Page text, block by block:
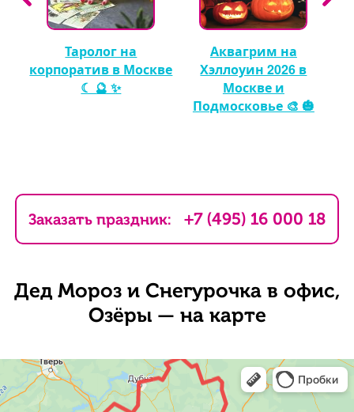
Таролог на
корпоратив в Москве
☾ 🔮 ✨
Аквагрим на
Хэллоуин 2026 в
Москве и
Подмосковье 🎨 🎃
Заказать праздник: +7 (495) 16 000 18
Дед Мороз и Снегурочка в офис,
Озёры — на карте